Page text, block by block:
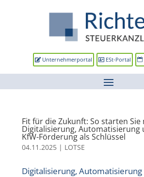
Unternehmerportal ESt-Portal
Fit für die Zukunft: So starten Sie
Digitalisierung, Automatisierung
KfW-Förderung als Schlüssel
04.11.2025| LOTSE
Digitalisierung,